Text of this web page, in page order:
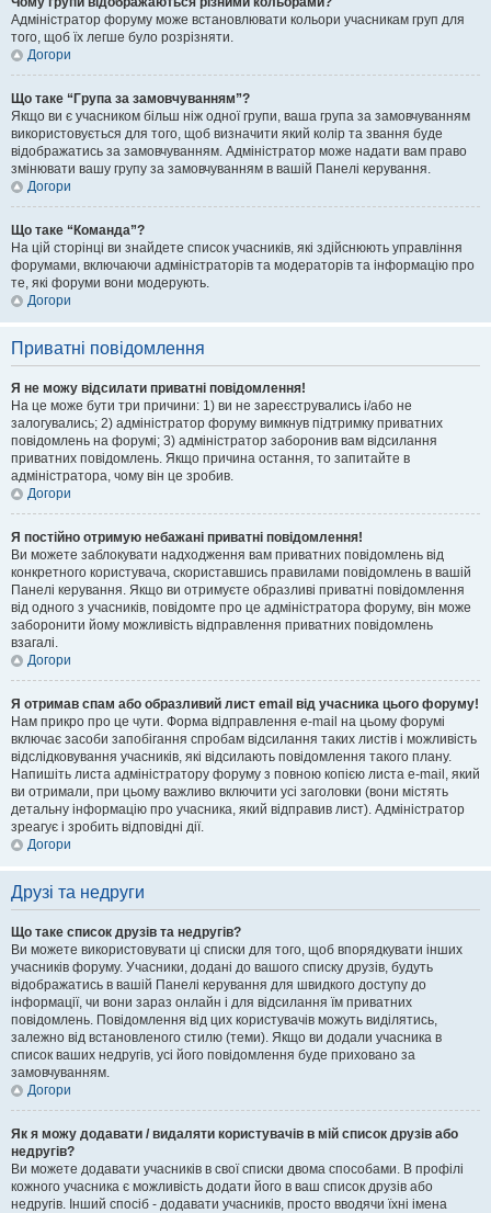
Адміністратор форуму може встановлювати кольори учасникам груп для
того, щоб їх легше було розрізняти.
Догори
Що таке “Група за замовчуванням”?
Якщо ви є учасником більш ніж одної групи, ваша група за замовчуванням
використовується для того, щоб визначити який колір та звання буде
відображатись за замовчуванням. Адміністратор може надати вам право
змінювати вашу групу за замовчуванням в вашій Панелі керування.
Догори
Що таке “Команда”?
На цій сторінці ви знайдете список учасників, які здійснюють управління
форумами, включаючи адміністраторів та модераторів та інформацію про
те, які форуми вони модерують.
Догори
Приватні повідомлення
Я не можу відсилати приватні повідомлення!
На це може бути три причини: 1) ви не зареєструвались і/або не
залогувались; 2) адміністратор форуму вимкнув підтримку приватних
повідомлень на форумі; 3) адміністратор заборонив вам відсилання
приватних повідомлень. Якщо причина остання, то запитайте в
адміністратора, чому він це зробив.
Догори
Я постійно отримую небажані приватні повідомлення!
Ви можете заблокувати надходження вам приватних повідомлень від
конкретного користувача, скориставшись правилами повідомлень в вашій
Панелі керування. Якщо ви отримуєте образливі приватні повідомлення
від одного з учасників, повідомте про це адміністратора форуму, він може
заборонити йому можливість відправлення приватних повідомлень
взагалі.
Догори
Я отримав спам або образливий лист email від учасника цього форуму!
Нам прикро про це чути. Форма відправлення e-mail на цьому форумі
включає засоби запобігання спробам відсилання таких листів і можливість
відслідковування учасників, які відсилають повідомлення такого плану.
Напишіть листа адміністратору форуму з повною копією листа e-mail, який
ви отримали, при цьому важливо включити усі заголовки (вони містять
детальну інформацію про учасника, який відправив лист). Адміністратор
зреагує і зробить відповідні дії.
Догори
Друзі та недруги
Що таке список друзів та недругів?
Ви можете використовувати ці списки для того, щоб впорядкувати інших
учасників форуму. Учасники, додані до вашого списку друзів, будуть
відображатись в вашій Панелі керування для швидкого доступу до
інформації, чи вони зараз онлайн і для відсилання їм приватних
повідомлень. Повідомлення від цих користувачів можуть виділятись,
залежно від встановленого стилю (теми). Якщо ви додали учасника в
список ваших недругів, усі його повідомлення буде приховано за
замовчуванням.
Догори
Як я можу додавати / видаляти користувачів в мій список друзів або
недругів?
Ви можете додавати учасників в свої списки двома способами. В профілі
кожного учасника є можливість додати його в ваш список друзів або
недругів. Інший спосіб - додавати учасників, просто вводячи їхні імена